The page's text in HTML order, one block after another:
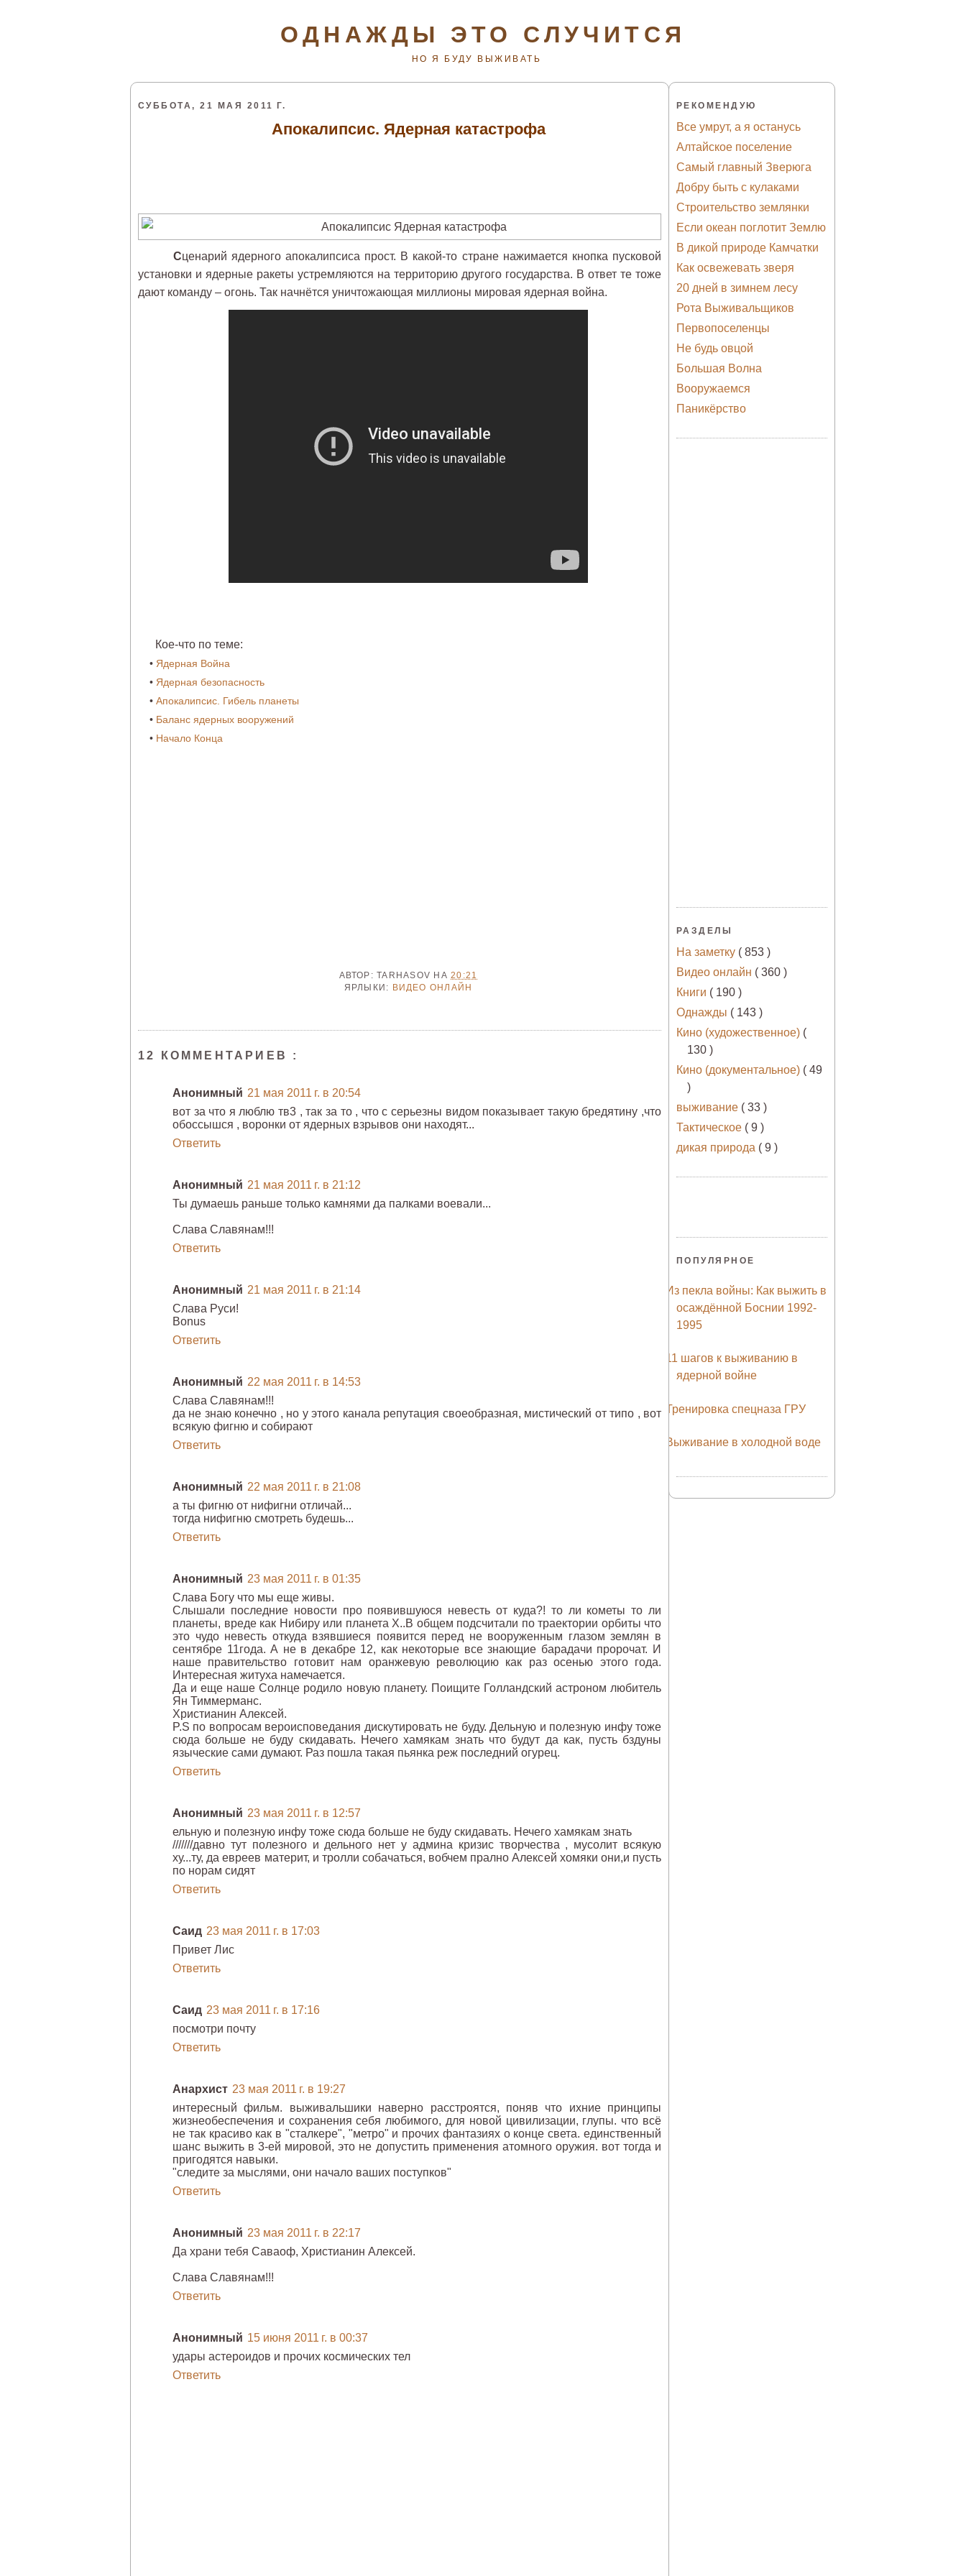
ОДНАЖДЫ ЭТО СЛУЧИТСЯ
НО Я БУДУ ВЫЖИВАТЬ
СУББОТА, 21 МАЯ 2011 Г.
Апокалипсис. Ядерная катастрофа
Сценарий ядерного апокалипсиса прост. В какой-то стране нажимается кнопка пусковой
установки и ядерные ракеты устремляются на территорию другого государства. В ответ те тоже
дают команду – огонь. Так начнётся уничтожающая миллионы мировая ядерная война.
Кое-что по теме:
• Ядерная Война
• Ядерная безопасность
• Апокалипсис. Гибель планеты
• Баланс ядерных вооружений
• Начало Конца
АВТОР:TARHASOV НА20:21
ЯРЛЫКИ: ВИДЕО ОНЛАЙН
12 КОММЕНТАРИЕВ :
Анонимный 21 мая 2011 г. в 20:54
вот за что я люблю тв3 , так за то , что с серьезны видом показывает такую бредятину ,что
обоссышся , воронки от ядерных взрывов они находят...
Ответить
Анонимный 21 мая 2011 г. в 21:12
Ты думаешь раньше только камнями да палками воевали...
Слава Славянам!!!
Ответить
Анонимный 21 мая 2011 г. в 21:14
Слава Руси!
Bonus
Ответить
Анонимный 22 мая 2011 г. в 14:53
Слава Славянам!!!
да не знаю конечно , но у этого канала репутация своеобразная, мистический от типо , вот
всякую фигню и собирают
Ответить
Анонимный 22 мая 2011 г. в 21:08
а ты фигню от нифигни отличай...
тогда нифигню смотреть будешь...
Ответить
Анонимный 23 мая 2011 г. в 01:35
Слава Богу что мы еще живы.
Слышали последние новости про появившуюся невесть от куда?! то ли кометы то ли
планеты, вреде как Нибиру или планета Х..В общем подсчитали по траектории орбиты что
это чудо невесть откуда взявшиеся появится перед не вооруженным глазом землян в
сентябре 11года. А не в декабре 12, как некоторые все знающие барадачи пророчат. И
наше правительство готовит нам оранжевую революцию как раз осенью этого года.
Интересная житуха намечается.
Да и еще наше Солнце родило новую планету. Поищите Голландский астроном любитель
Ян Тиммерманс.
Христианин Алексей.
P.S по вопросам вероисповедания дискутировать не буду. Дельную и полезную инфу тоже
сюда больше не буду скидавать. Нечего хамякам знать что будут да как, пусть бздуны
языческие сами думают. Раз пошла такая пьянка реж последний огурец.
Ответить
Анонимный 23 мая 2011 г. в 12:57
ельную и полезную инфу тоже сюда больше не буду скидавать. Нечего хамякам знать
///////давно тут полезного и дельного нет у админа кризис творчества , мусолит всякую
ху...ту, да евреев материт, и тролли собачаться, вобчем прално Алексей хомяки они,и пусть
по норам сидят
Ответить
Саид 23 мая 2011 г. в 17:03
Привет Лис
Ответить
Саид 23 мая 2011 г. в 17:16
посмотри почту
Ответить
Анархист 23 мая 2011 г. в 19:27
интересный фильм. выживальшики наверно расстроятся, поняв что ихние принципы
жизнеобеспечения и сохранения себя любимого, для новой цивилизации, глупы. что всё
не так красиво как в "сталкере", "метро" и прочих фантазиях о конце света. единственный
шанс выжить в 3-ей мировой, это не допустить применения атомного оружия. вот тогда и
пригодятся навыки.
"следите за мыслями, они начало ваших поступков"
Ответить
Анонимный 23 мая 2011 г. в 22:17
Да храни тебя Саваоф, Христианин Алексей.
Слава Славянам!!!
Ответить
Анонимный 15 июня 2011 г. в 00:37
удары астероидов и прочих космических тел
Ответить
РЕКОМЕНДУЮ
Все умрут, а я останусь
Алтайское поселение
Самый главный Зверюга
Добру быть с кулаками
Строительство землянки
Если океан поглотит Землю
В дикой природе Камчатки
Как освежевать зверя
20 дней в зимнем лесу
Рота Выживальщиков
Первопоселенцы
Не будь овцой
Большая Волна
Вооружаемся
Паникёрство
РАЗДЕЛЫ
На заметку ( 853 )
Видео онлайн ( 360 )
Книги ( 190 )
Однажды ( 143 )
Кино (художественное) (
130 )
Кино (документальное) ( 49
)
выживание ( 33 )
Тактическое ( 9 )
дикая природа ( 9 )
ПОПУЛЯРНОЕ
Из пекла войны: Как выжить в
осаждённой Боснии 1992-
1995
11 шагов к выживанию в
ядерной войне
Тренировка спецназа ГРУ
Выживание в холодной воде